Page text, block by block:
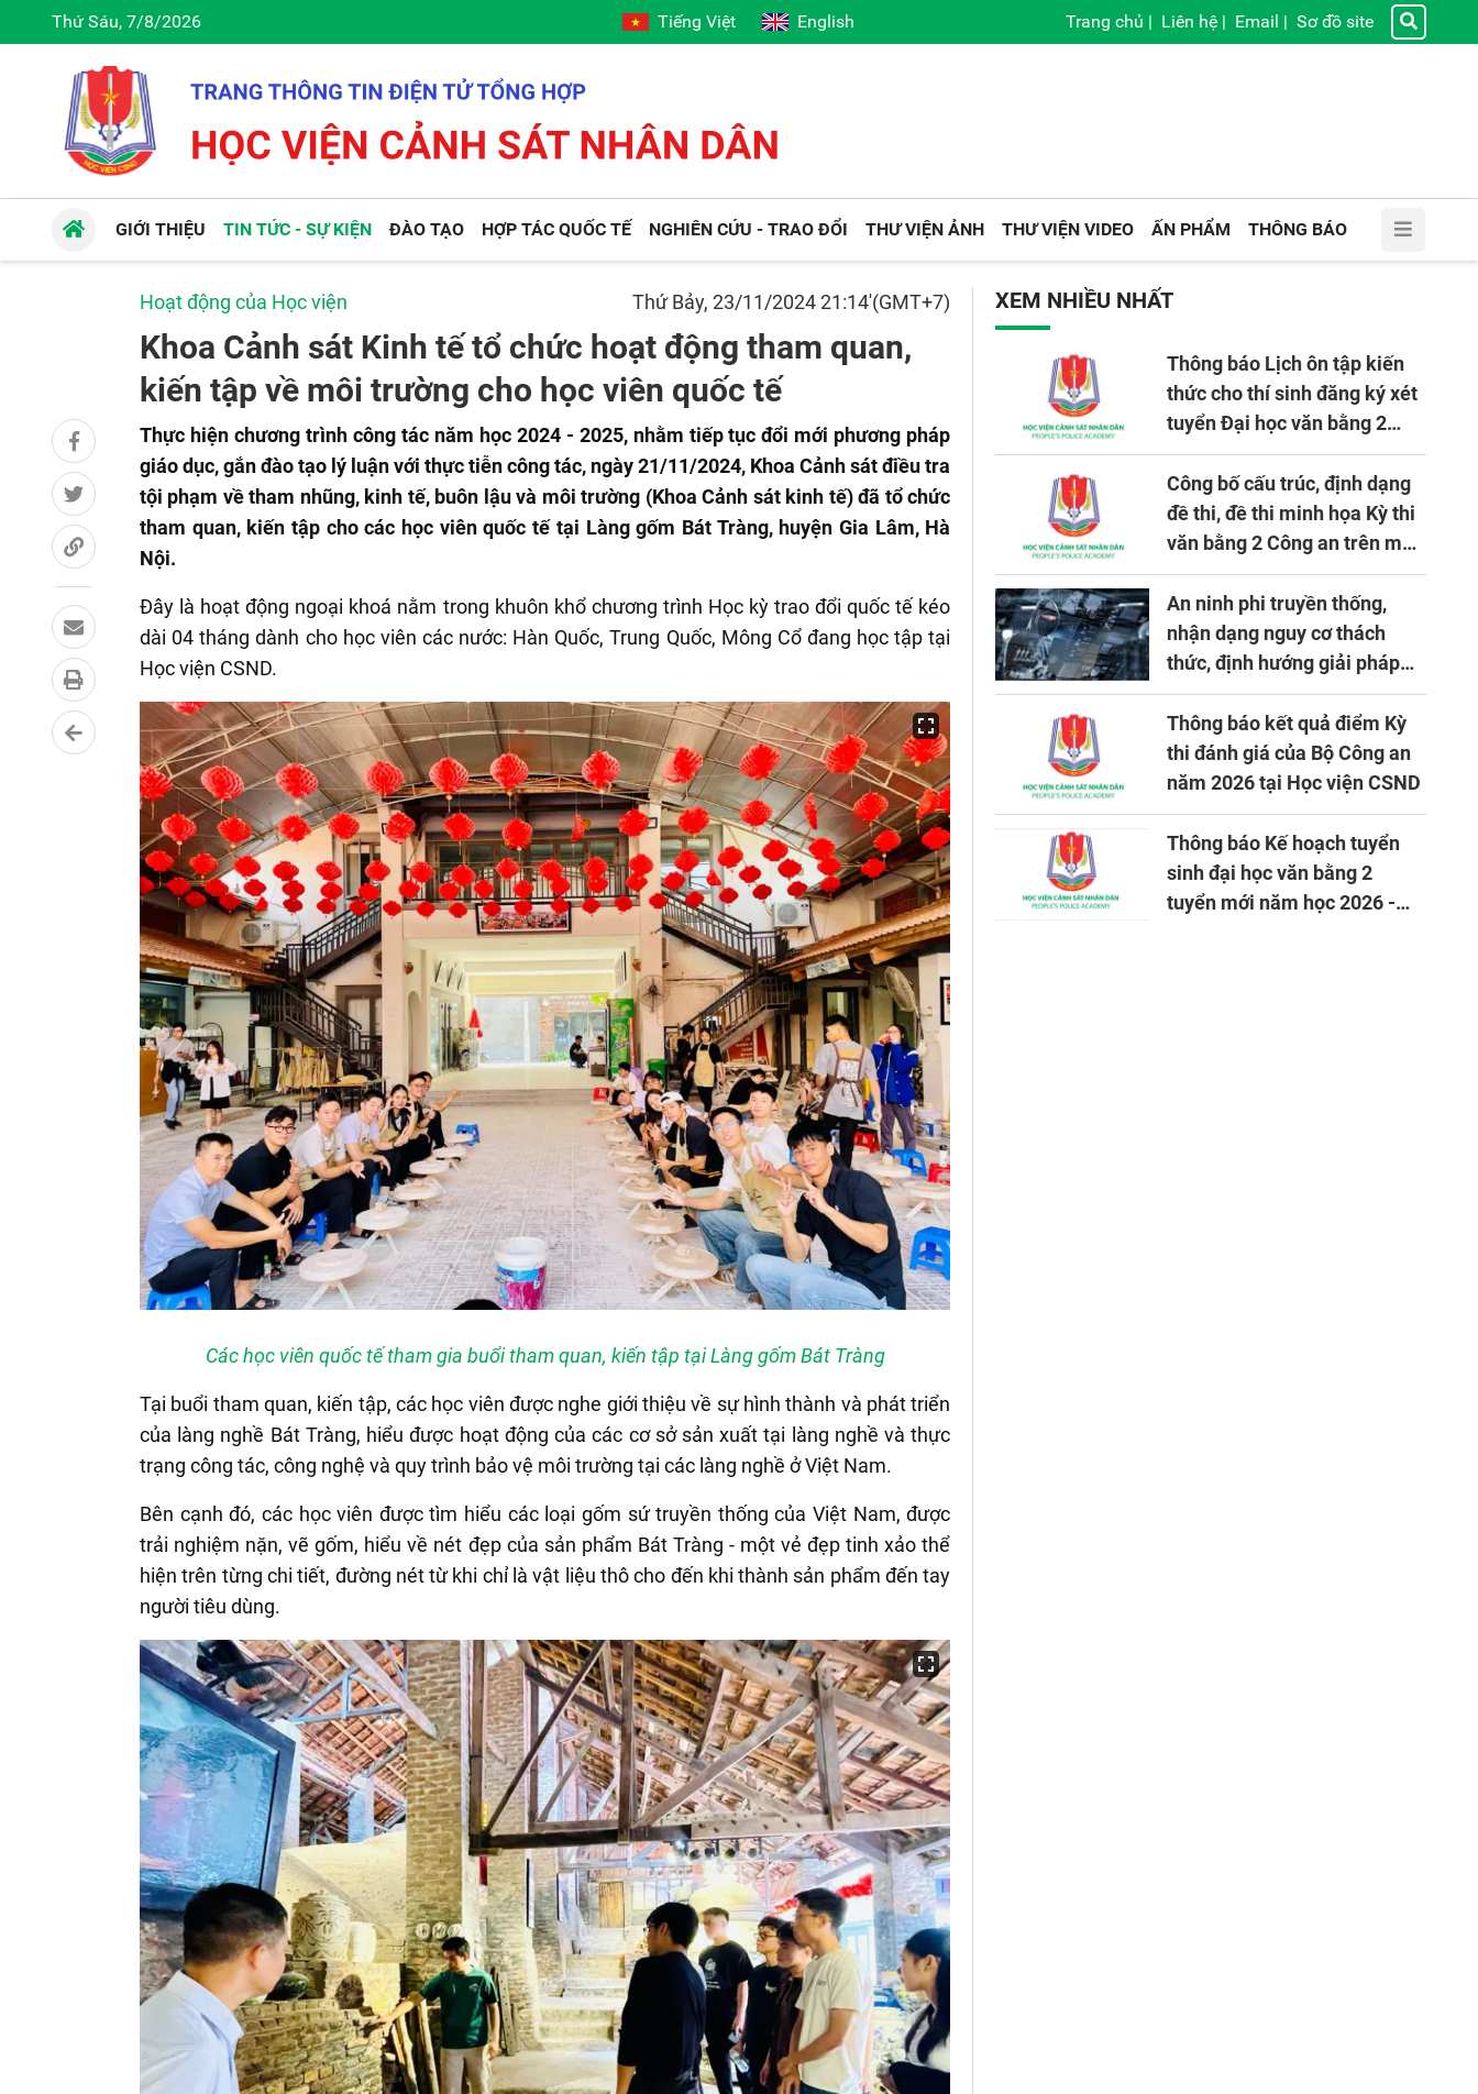
Thứ Sáu, 7/8/2026 Tiếng Việt English Trang chủ | Liên hệ | Email | Sơ đồ site
GIỚI THIỆU TIN TỨC - SỰ KIỆN ĐÀO TẠO HỢP TÁC QUỐC TẾ NGHIÊN CỨU - TRAO ĐỔI THƯ VIỆN ẢNH THƯ VIỆN VIDEO ẤN PHẨM THÔNG BÁO
Hoạt động của Học viện Thứ Bảy, 23/11/2024 21:14'(GMT+7)
Khoa Cảnh sát Kinh tế tổ chức hoạt động tham quan,
kiến tập về môi trường cho học viên quốc tế
Thực hiện chương trình công tác năm học 2024 - 2025, nhằm tiếp tục đổi mới phương pháp
giáo dục, gắn đào tạo lý luận với thực tiễn công tác, ngày 21/11/2024, Khoa Cảnh sát điều tra
tội phạm về tham nhũng, kinh tế, buôn lậu và môi trường (Khoa Cảnh sát kinh tế) đã tổ chức
tham quan, kiến tập cho các học viên quốc tế tại Làng gốm Bát Tràng, huyện Gia Lâm, Hà
Nội.
Đây là hoạt động ngoại khoá nằm trong khuôn khổ chương trình Học kỳ trao đổi quốc tế kéo
dài 04 tháng dành cho học viên các nước: Hàn Quốc, Trung Quốc, Mông Cổ đang học tập tại
Học viện CSND.
Các học viên quốc tế tham gia buổi tham quan, kiến tập tại Làng gốm Bát Tràng
Tại buổi tham quan, kiến tập, các học viên được nghe giới thiệu về sự hình thành và phát triển
của làng nghề Bát Tràng, hiểu được hoạt động của các cơ sở sản xuất tại làng nghề và thực
trạng công tác, công nghệ và quy trình bảo vệ môi trường tại các làng nghề ở Việt Nam.
Bên cạnh đó, các học viên được tìm hiểu các loại gốm sứ truyền thống của Việt Nam, được
trải nghiệm nặn, vẽ gốm, hiểu về nét đẹp của sản phẩm Bát Tràng - một vẻ đẹp tinh xảo thể
hiện trên từng chi tiết, đường nét từ khi chỉ là vật liệu thô cho đến khi thành sản phẩm đến tay
người tiêu dùng.
XEM NHIỀU NHẤT
Thông báo Lịch ôn tập kiến
thức cho thí sinh đăng ký xét
tuyển Đại học văn bằng 2
tuyển mới, mở tại Học viện
CSND năm học 2026 - 2027
Công bố cấu trúc, định dạng
đề thi, đề thi minh họa Kỳ thi
văn bằng 2 Công an trên máy
tính
An ninh phi truyền thống,
nhận dạng nguy cơ thách
thức, định hướng giải pháp
đảm bảo an ninh quốc gia
trong tình hình hiện nay
Thông báo kết quả điểm Kỳ
thi đánh giá của Bộ Công an
năm 2026 tại Học viện CSND
Thông báo Kế hoạch tuyển
sinh đại học văn bằng 2
tuyển mới năm học 2026 -